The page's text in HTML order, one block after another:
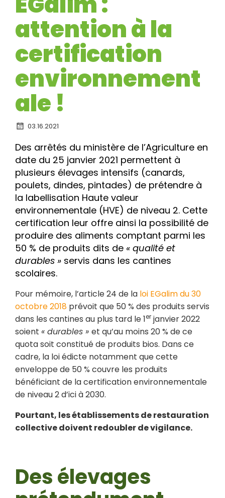
attention à la
certification
environnement
ale !
03.16.2021
Des arrêtés du ministère de l’Agriculture en
date du 25 janvier 2021 permettent à
plusieurs élevages intensifs (canards,
poulets, dindes, pintades) de prétendre à
la labellisation Haute valeur
environnementale (HVE) de niveau 2. Cette
certification leur offre ainsi la possibilité de
produire des aliments comptant parmi les
50 % de produits dits de « qualité et
durables » servis dans les cantines
scolaires.
Pour mémoire, l’article 24 de la loi EGalim du 30
octobre 2018 prévoit que 50 % des produits servis
dans les cantines au plus tard le 1er janvier 2022
soient « durables » et qu’au moins 20 % de ce
quota soit constitué de produits bios. Dans ce
cadre, la loi édicte notamment que cette
enveloppe de 50 % couvre les produits
bénéficiant de la certification environnementale
de niveau 2 d’ici à 2030.
Pourtant, les établissements de restauration
collective doivent redoubler de vigilance.
Des élevages